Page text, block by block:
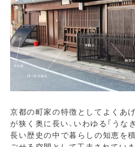
京都の町家の特徴としてよくあ
が狭く奥に長い、いわゆる「うなぎ
長い歴史の中で暮らしの知恵を